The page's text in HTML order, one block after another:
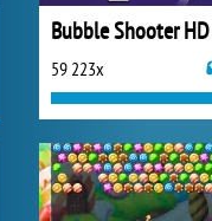
Bubble Shooter
59 223x